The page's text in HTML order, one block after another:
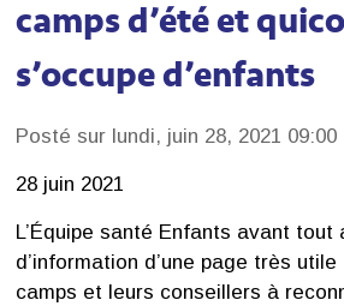
camps d’été et
s’occupe d’enfants
Posté sur lundi, juin 28, 2021 09:00
28 juin 2021
L’Équipe santé Enfants avant tout
d’information d’une page très
camps et leurs conseillers à